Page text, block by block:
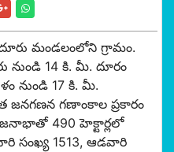
మండలంలోని గ్రామం.
నుండి 14 కి. మీ. దూరం
నుండి 17 కి. మీ.
జనగణన గణాంకాల ప్రకారం
జనాభాతో 490 హెక్టార్లలో
సంఖ్య 1513, ఆడవారి